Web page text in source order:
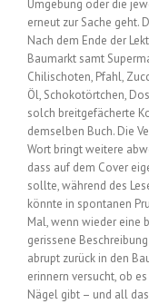
Umgebung oder die
erneut zur Sache geht.
Nach dem Ende der
Baumarkt samt
Chilischoten, Pfahl,
Öl, Schokotörtchen,
solch breitgefächerte
demselben Buch. Die
Wort bringt weitere
dass auf dem Cover
sollte, während des
könnte in spontanen
Mal, wenn wieder eine
gerissene
abrupt zurück in den
erinnern versucht, ob
Nägel gibt – und all